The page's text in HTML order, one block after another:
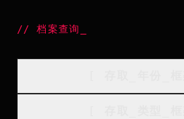
//档案查询